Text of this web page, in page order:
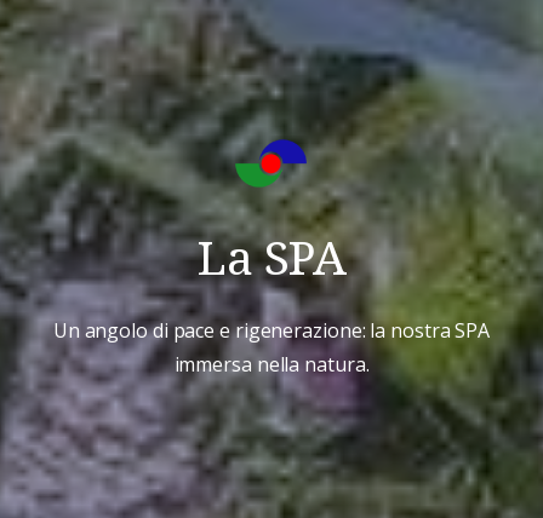
La SPA
Un angolo di pace e rigenerazione: la nostra SPA
immersa nella natura.